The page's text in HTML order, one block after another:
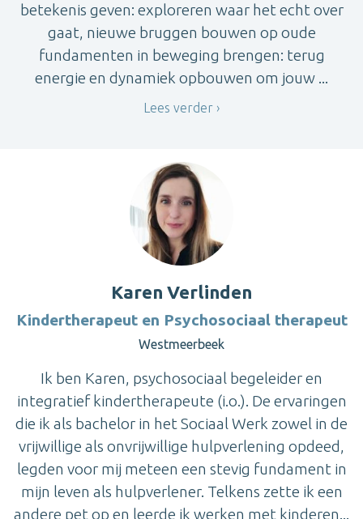
betekenis geven: exploreren waar het echt over
gaat, nieuwe bruggen bouwen op oude
fundamenten in beweging brengen: terug
energie en dynamiek opbouwen om jouw ...
Lees verder
Karen Verlinden
Kindertherapeut en Psychosociaal therapeut
Westmeerbeek
Ik ben Karen, psychosociaal begeleider en
integratief kindertherapeute (i.o.). De ervaringen
die ik als bachelor in het Sociaal Werk zowel in de
vrijwillige als onvrijwillige hulpverlening opdeed,
legden voor mij meteen een stevig fundament in
mijn leven als hulpverlener. Telkens zette ik een
andere pet op en leerde ik werken met kinderen...